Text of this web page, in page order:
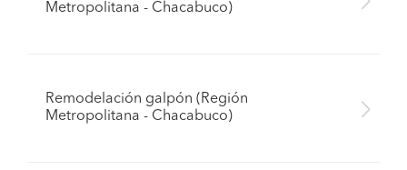
Metropolitana - Chacabuco)
Remodelación galpón (Región
Metropolitana - Chacabuco)